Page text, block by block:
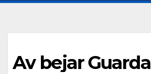
Av bejar Guarda